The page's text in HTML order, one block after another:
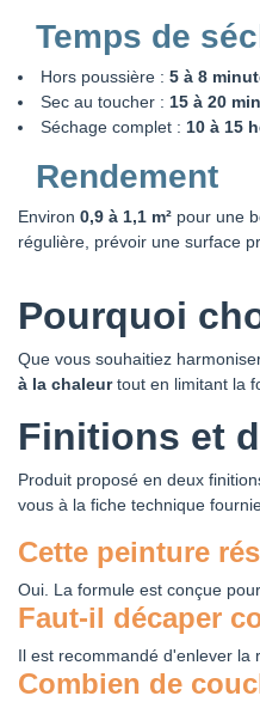
Temps de
Hors poussière : 5 à 8
Sec au toucher : 15 à 20
Séchage complet : 10 à 15
Rendement
Environ 0,9 à 1,1 m² pour une
régulière, prévoir une surface
Pourquoi
Que vous souhaitiez
à la chaleurtout en limitant la
Finitions et
Produit proposé en deux
vous à la fiche technique
Cette peinture
Oui. La formule est conçue
Faut-il décaper
Il est recommandé d'enlever la
Combien de